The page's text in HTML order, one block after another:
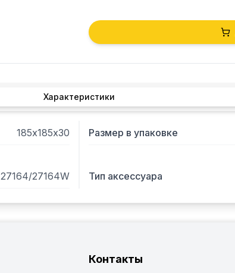
Характеристики
185х185х30 Размер в упаковке
27164/27164W Тип аксессуара
Контакты